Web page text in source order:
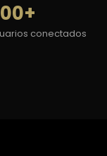
conectados